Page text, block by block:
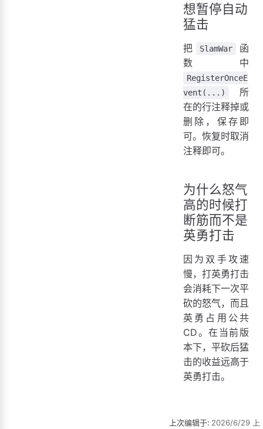
想暂停自动
猛击
把 SlamWar
函
数中
RegisterOnceE
vent(...)
所
在的行注释掉或
删除，保存即
可。恢复时取消
注释即可。
为什么怒气
高的时候打
断筋而不是
英勇打击
因为双手攻速
慢，打英勇打击
会消耗下一次平
砍的怒气，而且
英勇占用公共
CD。在当前版
本下，平砍后猛
击的收益远高于
英勇打击。
上次编辑于: 2026/6/29 上